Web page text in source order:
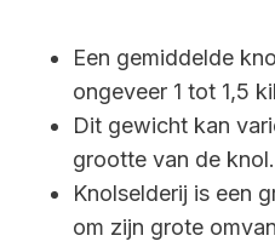
Een gemiddelde
ongeveer 1 tot 1,5
Dit gewicht kan
grootte van de knol.
Knolselderij is een
om zijn grote